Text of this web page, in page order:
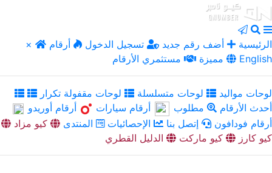
× الرئيسية أضف رقم جديد تسجيل الدخول
أرقام
مميزة
مستثمري الأرقام English
لوحات مواليد لوحات متسلسلة
لوحات مقفولة تكرار
أحدث الأرقام
مطلوب أرقام سيارات
أرقام أوريدو
أرقام فودافون
إتصل بنا الإحصائيات المنتدى
كيو مزاد
كيو كارز
كيو ماركت الدليل القطري